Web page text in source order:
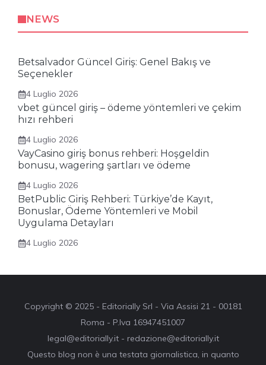
NEWS
Betsalvador Güncel Giriş: Genel Bakış ve
Seçenekler
4 Luglio 2026
vbet güncel giriş – ödeme yöntemleri ve çekim
hızı rehberi
4 Luglio 2026
VayCasino giriş bonus rehberi: Hoşgeldin
bonusu, wagering şartları ve ödeme
4 Luglio 2026
BetPublic Giriş Rehberi: Türkiye’de Kayıt,
Bonuslar, Ödeme Yöntemleri ve Mobil
Uygulama Detayları
4 Luglio 2026
Copyright © 2025 - Editorially Srl - Via Assisi 21 - 00181
Roma - P.Iva 16947451007
legal@editorially.it - redazione@editorially.it
Questo blog non è una testata giornalistica, in quanto